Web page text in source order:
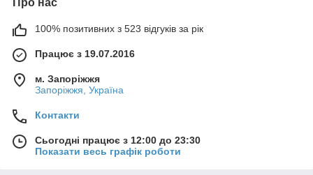
100% позитивних з 523 відгуків за рік
Працює з 19.07.2016
м. Запоріжжя
Запоріжжя, Україна
Контакти
Сьогодні працює з 12:00 до 23:30
Показати весь графік роботи